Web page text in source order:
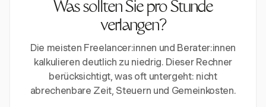
Was sollten Sie pro Stunde
verlangen?
Die meisten Freelancer:innen und Berater:innen
kalkulieren deutlich zu niedrig. Dieser Rechner
berücksichtigt, was oft untergeht: nicht
abrechenbare Zeit, Steuern und Gemeinkosten.